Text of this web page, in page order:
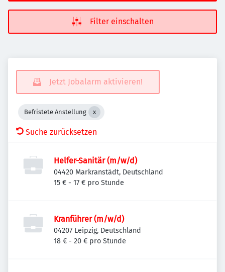
Filter einschalten
Jetzt Jobalarm aktivieren!
Befristete Anstellung
Suche zurücksetzen
Helfer-Sanitär (m/w/d)
04420 Markranstädt, Deutschland
15 € - 17 € pro Stunde
Kranführer (m/w/d)
04207 Leipzig, Deutschland
18 € - 20 € pro Stunde